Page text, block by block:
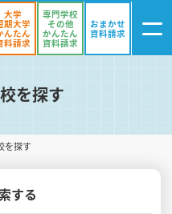
気になる
を探す
大学
期大学
んたん
料請求
専門学校
その他
かんたん
資料請求
おまかせ
資料請求
を探す
を探す
する